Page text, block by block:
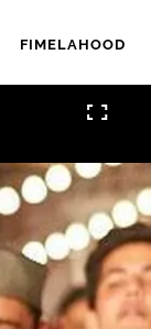
FIMELAHOOD